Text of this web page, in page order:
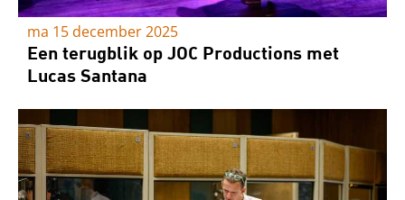
ma 15 december 2025
Een terugblik op JOC Productions met
Lucas Santana